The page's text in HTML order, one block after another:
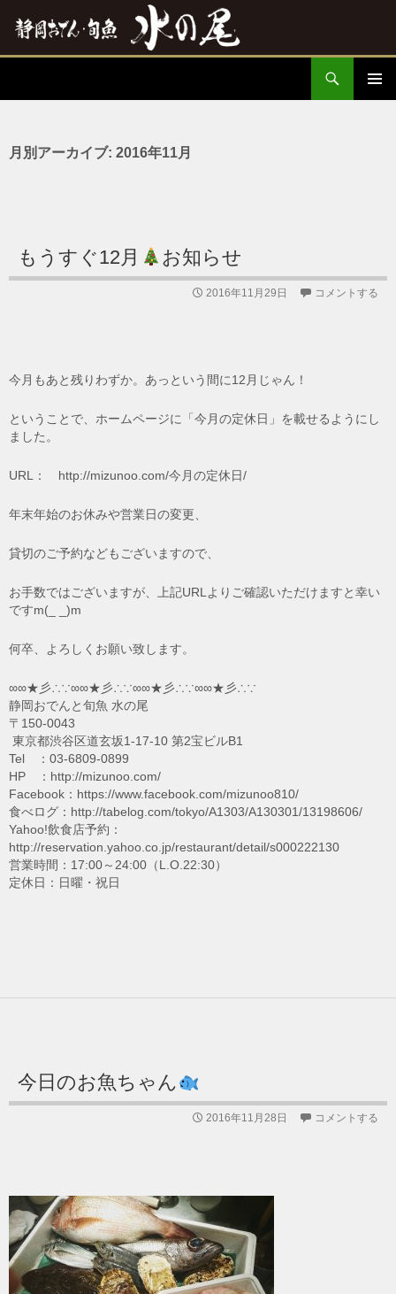
ン
ツ
月別アーカイブ: 2016年11月
もうすぐ12月 お知らせ
2016年11月29日 コメントする
今月もあと残りわずか。あっという間に12月じゃん！
ということで、ホームページに「今月の定休日」を載せるようにし
ました。
URL： http://mizunoo.com/今月の定休日/
年末年始のお休みや営業日の変更、
貸切のご予約などもございますので、
お手数ではございますが、上記URLよりご確認いただけますと幸い
ですm(_ _)m
何卒、よろしくお願い致します。
∞∞★彡∴∵∞∞★彡∴∵∞∞★彡∴∵∞∞★彡∴∵
静岡おでんと旬魚 水の尾
〒150-0043
東京都渋谷区道玄坂1-17-10 第2宝ビルB1
Tel ：03-6809-0899
HP ：http://mizunoo.com/
Facebook：https://www.facebook.com/mizunoo810/
食べログ：http://tabelog.com/tokyo/A1303/A130301/13198606/
Yahoo!飲食店予約：
http://reservation.yahoo.co.jp/restaurant/detail/s000222130
営業時間：17:00～24:00（L.O.22:30）
定休日：日曜・祝日
今日のお魚ちゃん
2016年11月28日 コメントする